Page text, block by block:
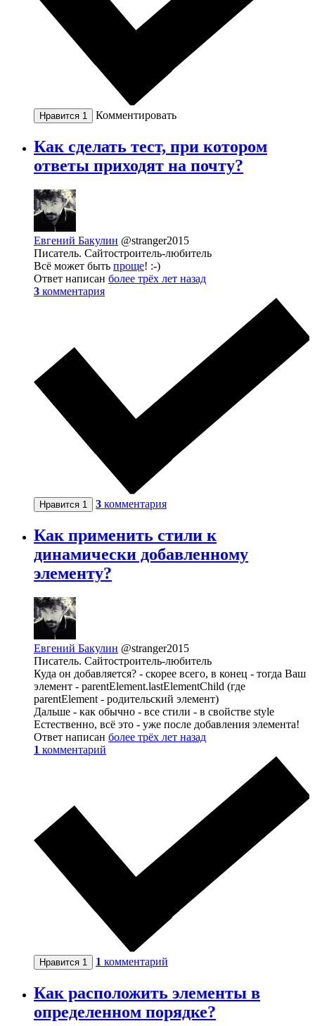
Нравится 1 Комментировать
Как сделать тест, при котором
ответы приходят на почту?
Евгений Бакулин @stranger2015
Писатель. Сайтостроитель-любитель
Всё может быть проще! :-)
Ответ написан более трёх лет назад
3 комментария
Нравится 1 3 комментария
Как применить стили к
динамически добавленному
элементу?
Евгений Бакулин @stranger2015
Писатель. Сайтостроитель-любитель
Куда он добавляется? - скорее всего, в конец - тогда Ваш
элемент - parentElement.lastElementChild (где
parentElement - родительский элемент)
Дальше - как обычно - все стили - в свойстве style
Естественно, всё это - уже после добавления элемента!
Ответ написан более трёх лет назад
1 комментарий
Нравится 1 1 комментарий
Как расположить элементы в
определенном порядке?